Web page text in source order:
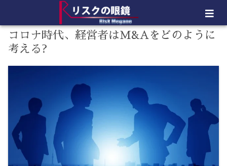
コロナ時代、経営者はM&Aをどのように
考える?